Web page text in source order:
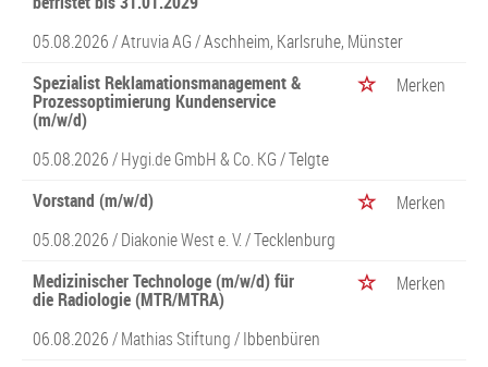
05.08.2026 /Atruvia AG/ Aschheim, Karlsruhe, Münster
Spezialist Reklamationsmanagement &
Prozessoptimierung Kundenservice
(m/w/d)
Merken
05.08.2026 /Hygi.de GmbH & Co. KG/ Telgte
Vorstand (m/w/d)
Merken
05.08.2026 /Diakonie West e. V./ Tecklenburg
Medizinischer Technologe (m/w/d) für
die Radiologie (MTR/MTRA)
Merken
06.08.2026 /Mathias Stiftung/ Ibbenbüren